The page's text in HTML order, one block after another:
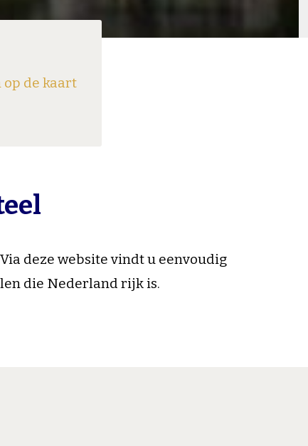
op de kaart
deze website vindt u eenvoudig
die Nederland rijk is.